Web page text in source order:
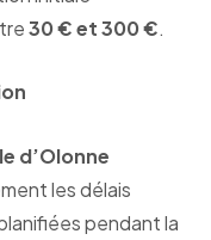
30 € et 300 €.
d’Olonne
les délais
pendant la